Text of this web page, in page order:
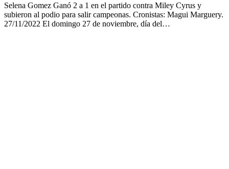
Selena Gomez Ganó 2 a 1 en el partido contra Miley Cyrus y
subieron al podio para salir campeonas. Cronistas: Magui Marguery.
27/11/2022 El domingo 27 de noviembre, día del…